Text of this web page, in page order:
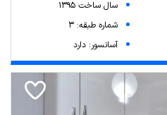
سال ساخت 1395
شماره طبقه: 3
آسانسور: دارد